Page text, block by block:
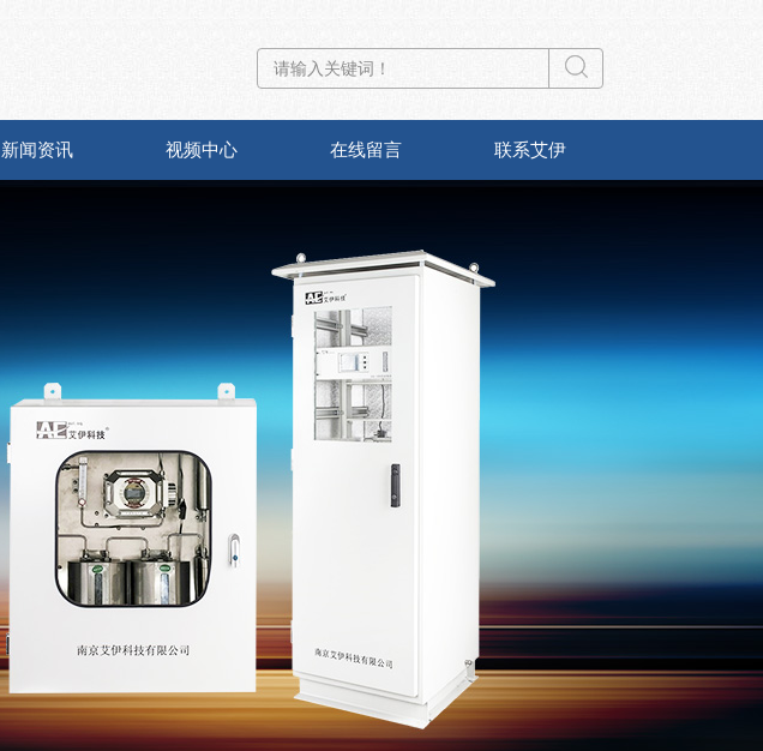
新闻资讯 视频中心 在线留言 联系艾伊